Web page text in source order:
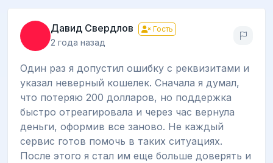
Давид Свердлов Гость
2 года назад
Один раз я допустил ошибку с реквизитами и
указал неверный кошелек. Сначала я думал,
что потеряю 200 долларов, но поддержка
быстро отреагировала и через час вернула
деньги, оформив все заново. Не каждый
сервис готов помочь в таких ситуациях.
После этого я стал им еще больше доверять и